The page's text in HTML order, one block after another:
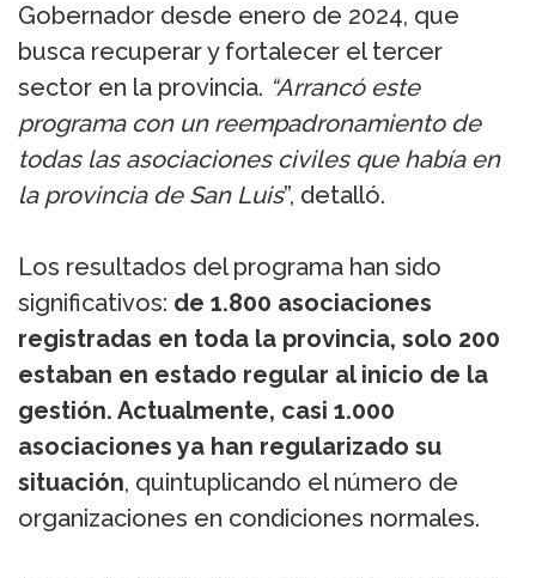
Gobernador desde enero de 2024, que
busca recuperar y fortalecer el tercer
sector en la provincia. “Arrancó este
programa con un reempadronamiento de
todas las asociaciones civiles que había en
la provincia de San Luis”, detalló.
Los resultados del programa han sido
significativos: de 1.800 asociaciones
registradas en toda la provincia, solo 200
estaban en estado regular al inicio de la
gestión. Actualmente, casi 1.000
asociaciones ya han regularizado su
situación, quintuplicando el número de
organizaciones en condiciones normales.